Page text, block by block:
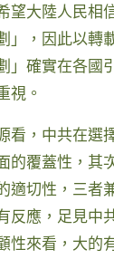
望大陸人民相
」，因此以轉
」確實在各國
視。
看，中共在選
的覆蓋性，其
適切性，三者
反應，足見中
性來看，大的